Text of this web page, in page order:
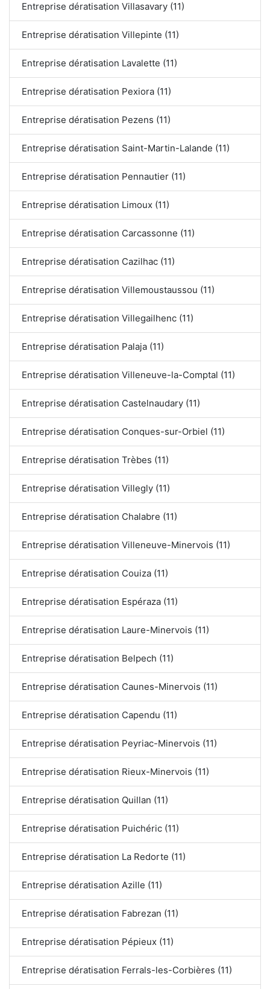
Entreprise dératisation Villasavary (11)
Entreprise dératisation Villepinte (11)
Entreprise dératisation Lavalette (11)
Entreprise dératisation Pexiora (11)
Entreprise dératisation Pezens (11)
Entreprise dératisation Saint-Martin-Lalande (11)
Entreprise dératisation Pennautier (11)
Entreprise dératisation Limoux (11)
Entreprise dératisation Carcassonne (11)
Entreprise dératisation Cazilhac (11)
Entreprise dératisation Villemoustaussou (11)
Entreprise dératisation Villegailhenc (11)
Entreprise dératisation Palaja (11)
Entreprise dératisation Villeneuve-la-Comptal (11)
Entreprise dératisation Castelnaudary (11)
Entreprise dératisation Conques-sur-Orbiel (11)
Entreprise dératisation Trèbes (11)
Entreprise dératisation Villegly (11)
Entreprise dératisation Chalabre (11)
Entreprise dératisation Villeneuve-Minervois (11)
Entreprise dératisation Couiza (11)
Entreprise dératisation Espéraza (11)
Entreprise dératisation Laure-Minervois (11)
Entreprise dératisation Belpech (11)
Entreprise dératisation Caunes-Minervois (11)
Entreprise dératisation Capendu (11)
Entreprise dératisation Peyriac-Minervois (11)
Entreprise dératisation Rieux-Minervois (11)
Entreprise dératisation Quillan (11)
Entreprise dératisation Puichéric (11)
Entreprise dératisation La Redorte (11)
Entreprise dératisation Azille (11)
Entreprise dératisation Fabrezan (11)
Entreprise dératisation Pépieux (11)
Entreprise dératisation Ferrals-les-Corbières (11)